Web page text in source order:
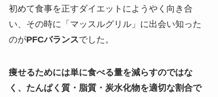
初めて食事を正すダイエットにようやく向き合
い、その時に「マッスルグリル」に出会い知った
のがPFCバランスでした。
痩せるためには単に食べる量を減らすのではな
く、たんぱく質・脂質・炭水化物を適切な割合で